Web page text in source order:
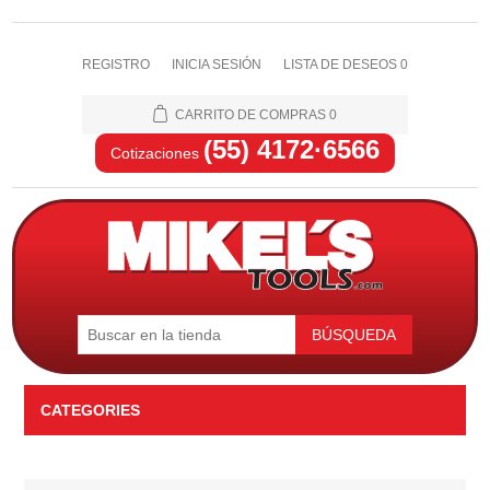
REGISTRO INICIA SESIÓN LISTA DE DESEOS 0
CARRITO DE COMPRAS 0
Cotizaciones (55) 4172·6566
BÚSQUEDA
CATEGORIES